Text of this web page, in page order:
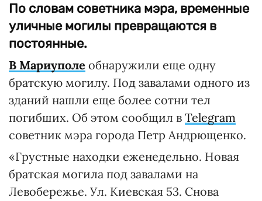
По словам советника мэра, временные
уличные могилы превращаются в
постоянные.
В Мариуполе обнаружили еще одну
братскую могилу. Под завалами одного из
зданий нашли еще более сотни тел
погибших. Об этом сообщил в Telegram
советник мэра города Петр Андрющенко.
«Грустные находки еженедельно. Новая
братская могила под завалами на
Левобережье. Ул. Киевская 53. Снова